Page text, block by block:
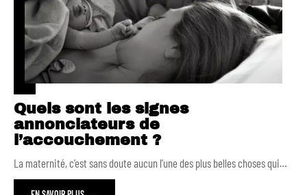
Quels sont les signes
annonciateurs de
l’accouchement ?
La maternité, c’est sans doute aucun l’une des plus belles choses qui…